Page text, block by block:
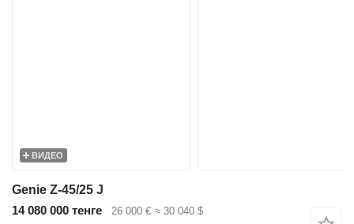
ВИДЕО
Genie Z-45/25 J
14 080 000 тенге
26 000 € ≈ 30 040 $